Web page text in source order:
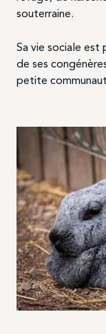
souterraine.
Sa vie sociale est
de ses
petite